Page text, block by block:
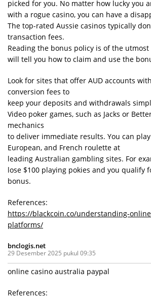
picked for you. No matter how lucky you
with a rogue casino, you can have a
The top-rated Aussie casinos typically
transaction fees.
Reading the bonus policy is of the
will tell you how to claim and use the
Look for sites that offer AUD accounts
conversion fees to
keep your deposits and withdrawals
Video poker games, such as Jacks or
mechanics
to deliver immediate results. You can
European, and French roulette at
leading Australian gambling sites. For
lose $100 playing pokies and you qualify
bonus.
References:
https://blackcoin.co/understanding-
platforms/
bnclogis.net
29 Desember 2025 pukul 09:35
online casino australia paypal
References: